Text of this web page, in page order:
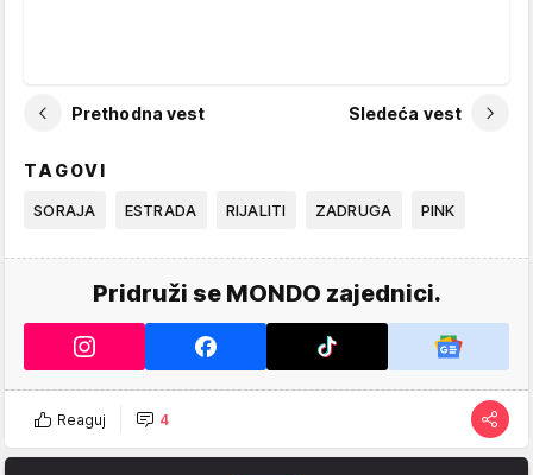
Prethodna vest Sledeća vest
TAGOVI
SORAJA ESTRADA RIJALITI ZADRUGA PINK
Pridruži se MONDO zajednici.
Reaguj 4